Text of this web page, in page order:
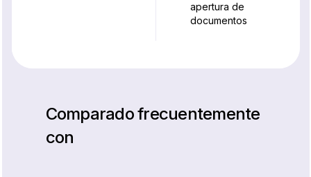
apertura de
documentos
Comparado frecuentemente
con